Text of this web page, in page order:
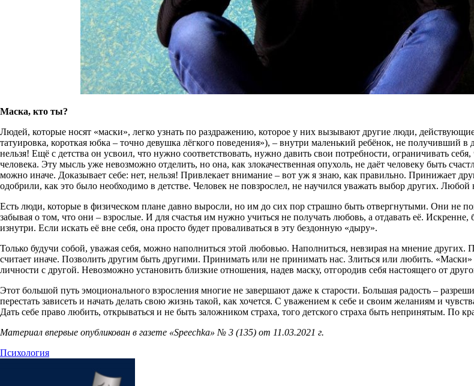
Маска, кто ты?
Людей, которые носят «маски», легко узнать по раздражению, которое у них вызывают другие люди,
татуировка, короткая юбка – точно девушка лёгкого поведения»), – внутри маленький ребёнок, не получивший в
нельзя! Ещё с детства он усвоил, что нужно соответствовать, нужно давить свои потребности, ограничивать
человека. Эту мысль уже невозможно отделить, но она, как злокачественная опухоль, не даёт человеку быть
можно иначе. Доказывает себе: нет, нельзя! Привлекает внимание – вот уж я знаю, как правильно. Принижает
одобрили, как это было необходимо в детстве. Человек не повзрослел, не научился уважать выбор других.
Есть люди, которые в физическом плане давно выросли, но им до сих пор страшно быть отвергнутыми. Они не
забывая о том, что они – взрослые. И для счастья им нужно учиться не получать любовь, а отдавать её.
изнутри. Если искать её вне себя, она просто будет проваливаться в эту бездонную «дыру».
Только будучи собой, уважая себя, можно наполниться этой любовью. Наполниться, невзирая на мнение других.
считает иначе. Позволить другим быть другими. Принимать или не принимать нас. Злиться или любить.
личности с другой. Невозможно установить близкие отношения, надев маску, отгородив себя настоящего от
Этот большой путь эмоционального взросления многие не завершают даже к старости. Большая радость –
перестать зависеть и начать делать свою жизнь такой, как хочется. С уважением к себе и своим желаниям и
Дать себе право любить, открываться и не быть заложником страха, того детского страха быть непринятым. По
Материал впервые опубликован в газете «Speechka» № 3 (135) от 11.03.2021 г.
Психология